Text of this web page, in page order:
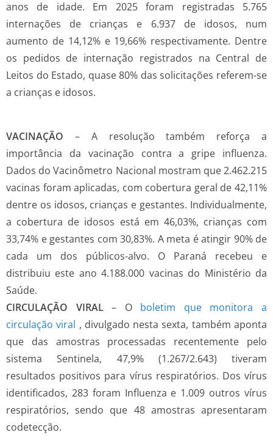
anos de idade. Em 2025 foram registradas 5.765
internações de crianças e 6.937 de idosos, num
aumento de 14,12% e 19,66% respectivamente. Dentre
os pedidos de internação registrados na Central de
Leitos do Estado, quase 80% das solicitações referem-se
a crianças e idosos.
VACINAÇÃO – A resolução também reforça a
importância da vacinação contra a gripe influenza.
Dados do Vacinômetro Nacional mostram que 2.462.215
vacinas foram aplicadas, com cobertura geral de 42,11%
dentre os idosos, crianças e gestantes. Individualmente,
a cobertura de idosos está em 46,03%, crianças com
33,74% e gestantes com 30,83%. A meta é atingir 90% de
cada um dos públicos-alvo. O Paraná recebeu e
distribuiu este ano 4.188.000 vacinas do Ministério da
Saúde.
CIRCULAÇÃO VIRAL– O boletim que monitora a
circulação viral , divulgado nesta sexta, também aponta
que das amostras processadas recentemente pelo
sistema Sentinela, 47,9% (1.267/2.643) tiveram
resultados positivos para vírus respiratórios. Dos vírus
identificados, 283 foram Influenza e 1.009 outros vírus
respiratórios, sendo que 48 amostras apresentaram
codetecção.